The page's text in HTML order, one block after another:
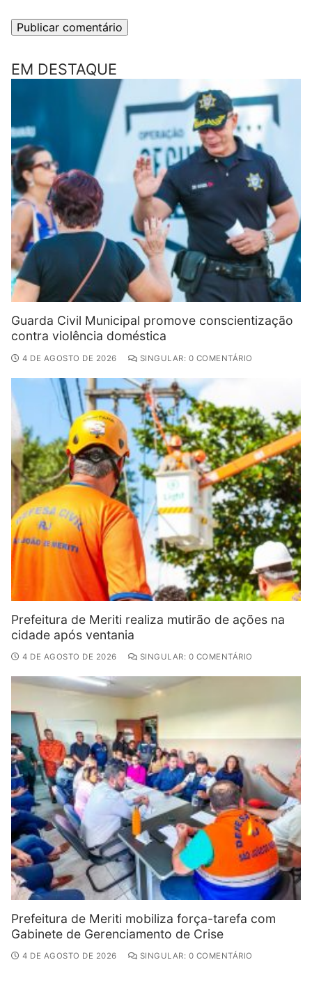
EM DESTAQUE
Guarda Civil Municipal promove conscientização
contra violência doméstica
4 DE AGOSTO DE 2026 SINGULAR: 0 COMENTÁRIO
Prefeitura de Meriti realiza mutirão de ações na
cidade após ventania
4 DE AGOSTO DE 2026 SINGULAR: 0 COMENTÁRIO
Prefeitura de Meriti mobiliza força-tarefa com
Gabinete de Gerenciamento de Crise
4 DE AGOSTO DE 2026 SINGULAR: 0 COMENTÁRIO